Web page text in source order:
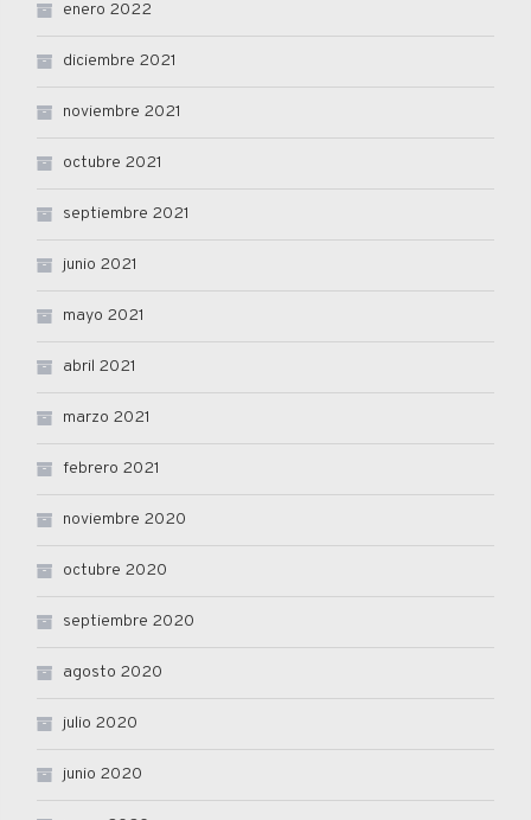
enero 2022
diciembre 2021
noviembre 2021
octubre 2021
septiembre 2021
junio 2021
mayo 2021
abril 2021
marzo 2021
febrero 2021
noviembre 2020
octubre 2020
septiembre 2020
agosto 2020
julio 2020
junio 2020